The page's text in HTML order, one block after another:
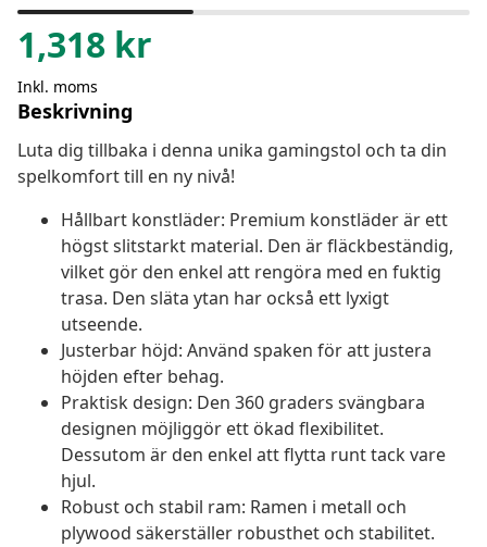
1,318 kr
Inkl. moms
Beskrivning
Luta dig tillbaka i denna unika gamingstol och ta din
spelkomfort till en ny nivå!
Hållbart konstläder: Premium konstläder är ett
högst slitstarkt material. Den är fläckbeständig,
vilket gör den enkel att rengöra med en fuktig
trasa. Den släta ytan har också ett lyxigt
utseende.
Justerbar höjd: Använd spaken för att justera
höjden efter behag.
Praktisk design: Den 360 graders svängbara
designen möjliggör ett ökad flexibilitet.
Dessutom är den enkel att flytta runt tack vare
hjul.
Robust och stabil ram: Ramen i metall och
plywood säkerställer robusthet och stabilitet.